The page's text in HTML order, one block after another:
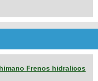
Frenos hidralicos